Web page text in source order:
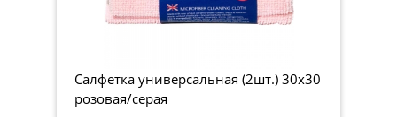
Салфетка универсальная (2шт.) 30х30
розовая/серая